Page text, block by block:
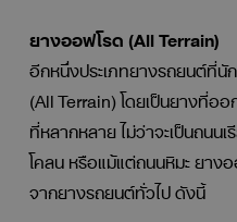
ยางออฟโรด (All Terrain)
อีกหนึ่งประเภทยางรถยนต์ที่
(All Terrain) โดยเป็นยางที่อ
ที่หลากหลาย ไม่ว่าจะเป็นถน
โคลน หรือแม้แต่ถนนหิมะ ยา
จากยางรถยนต์ทั่วไป ดังนี้